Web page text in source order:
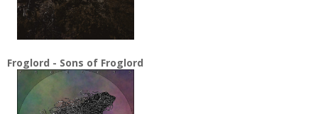
Froglord - Sons of Froglord